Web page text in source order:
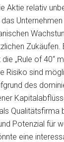
Aktie relativ
Zukäufen.
„Rule of 40“
Risiko sind
des
Qualitätsfirma
Potenzial für
eine